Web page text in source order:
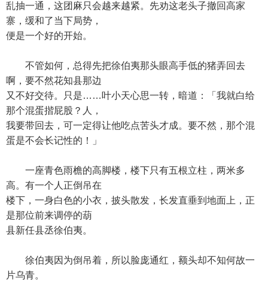
乱抽一通，这团麻只会越来越紧。先劝这老头子撤回高家
寨，缓和了当下局势，
便是一个好的开始。
不管如何，总得先把徐伯夷那头眼高手低的猪弄回去
啊，要不然花知县那边
又不好交待。只是……叶小天心思一转，暗道：「我就白给
那个混蛋揩屁股？人，
我要带回去，可一定得让他吃点苦头才成。要不然，那个混
蛋是不会长记性的！」
一座青色雨檐的高脚楼，楼下只有五根立柱，两米多
高。有一个人正倒吊在
楼下，一身白色的小衣，披头散发，长发直垂到地面上，正
是那位前来调停的葫
县新任县丞徐伯夷。
徐伯夷因为倒吊着，所以脸庞通红，额头却不知何故一
片乌青。